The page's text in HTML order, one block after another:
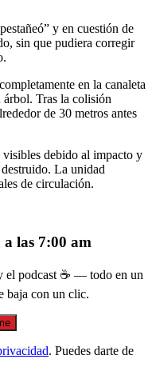
y en cuestión de
sin que pudiera corregir
en la canaleta
Tras la colisión
de 30 metros antes
debido al impacto y
La unidad
de circulación.
las 7:00 am
el podcast ☕ — todo en un
baja con un clic.
. Puedes darte de